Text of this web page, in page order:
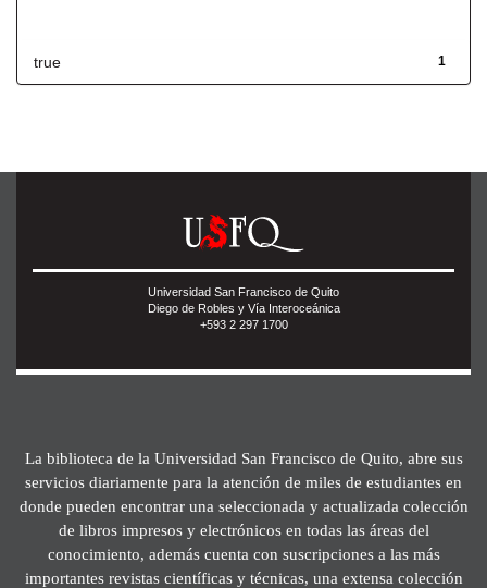
1
true
Universidad San Francisco de Quito
Diego de Robles y Vía Interoceánica
+593 2 297 1700
La biblioteca de la Universidad San Francisco de Quito, abre sus
servicios diariamente para la atención de miles de estudiantes en
donde pueden encontrar una seleccionada y actualizada colección
de libros impresos y electrónicos en todas las áreas del
conocimiento, además cuenta con suscripciones a las más
importantes revistas científicas y técnicas, una extensa colección